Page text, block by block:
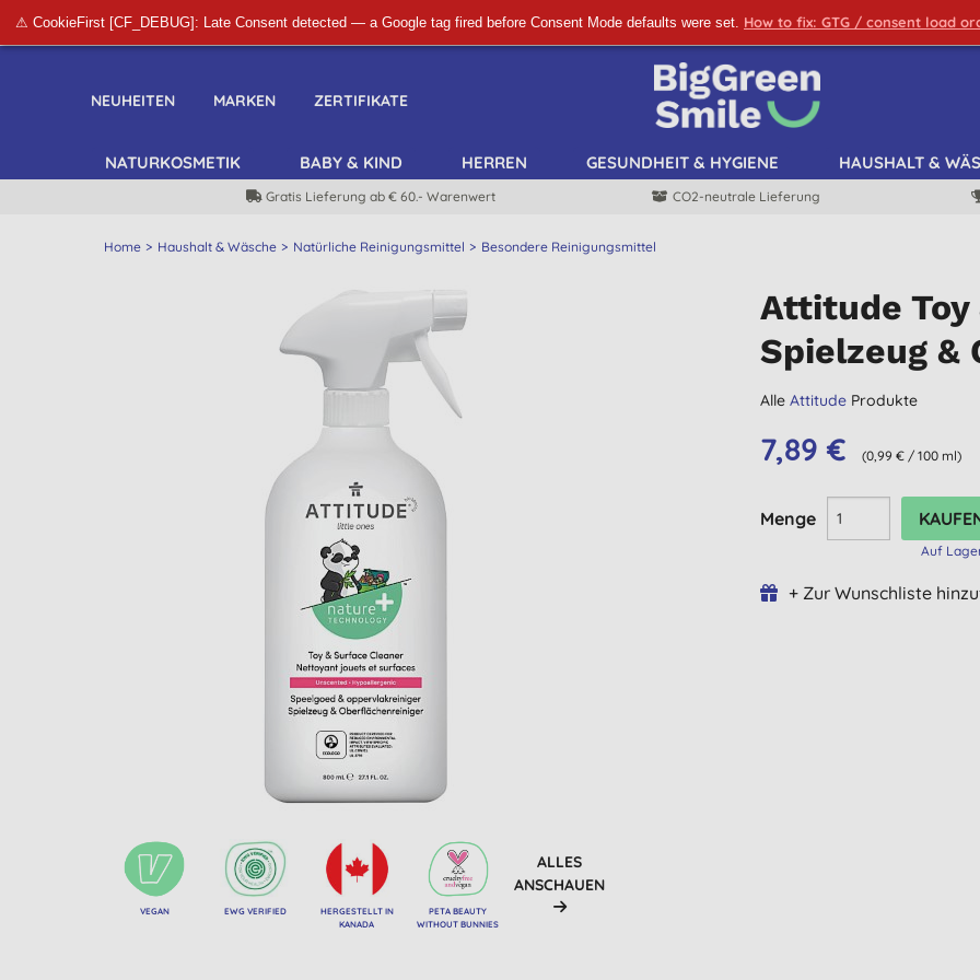
⚠ CookieFirst [CF_DEBUG]: Late Consent detected — a Google tag fired before Consent Mode defaults were set. How to fix: GTG / consent load
ANMELDEN!
NEUHEITEN MARKEN ZERTIFIKATE
NATURKOSMETIK BABY & KIND HERREN GESUNDHEIT & HYGIENE HAUSHALT &
Gratis Lieferung ab € 60.- Warenwert CO2-neutrale Lieferung
Home Haushalt & Wäsche Natürliche Reinigungsmittel Besondere Reinigungsmittel
VEGAN EWG VERIFIED
HERGESTELLT IN
KANADA
PETA BEAUTY
WITHOUT BUNNIES
ALLES
ANSCHAUEN
Attitude Toy
Spielzeug &
AlleAttitude Produkte
7,89 € (0,99 € / 100 ml)
Menge
Auf
+ Zur Wunschliste